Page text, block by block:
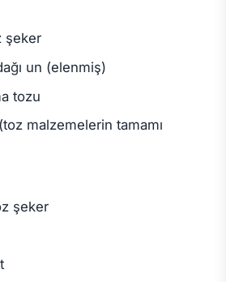
şeker
un (elenmiş)
tozu
malzemelerin tamamı
şeker